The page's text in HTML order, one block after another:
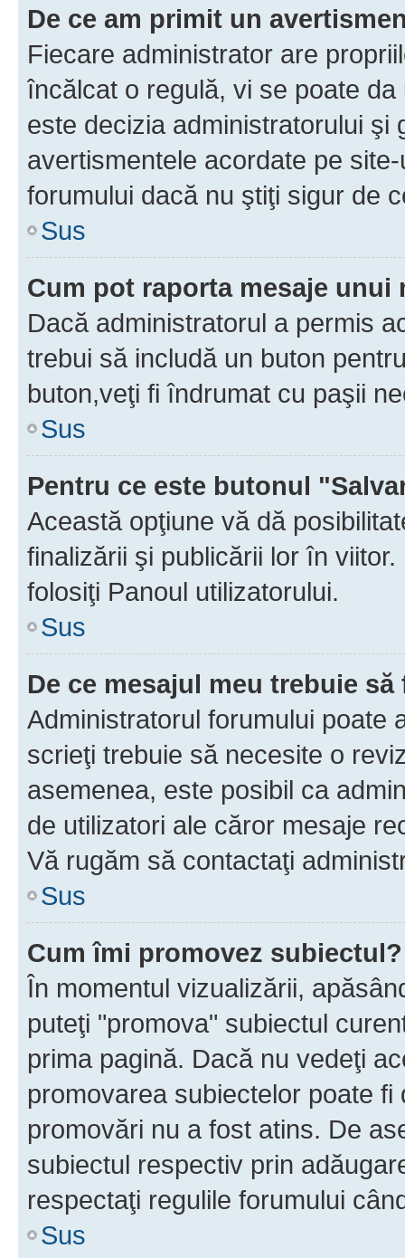
De ce am primit un
Fiecare administrator are
încălcat o regulă, vi se poate
este decizia administratorului şi
avertismentele acordate pe
forumului dacă nu ştiţi sigur de
Sus
Cum pot raporta mesaje unui
Dacă administratorul a permis
trebui să includă un buton
buton,veţi fi îndrumat cu paşii
Sus
Pentru ce este butonul
Această opţiune vă dă
finalizării şi publicării lor în
folosiţi Panoul utilizatorului.
Sus
De ce mesajul meu trebuie
Administratorul forumului poate
scrieţi trebuie să necesite o
asemenea, este posibil ca
de utilizatori ale căror mesaje
Vă rugăm să contactaţi
Sus
Cum îmi promovez subiectul?
În momentul vizualizării,
puteţi "promova" subiectul
prima pagină. Dacă nu vedeţi
promovarea subiectelor poate
promovări nu a fost atins. De
subiectul respectiv prin
respectaţi regulile forumului
Sus